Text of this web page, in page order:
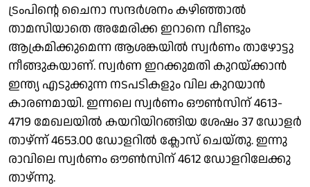
ട്രംപിൻ്റെ ചൈനാ സന്ദർശനം കഴിഞ്ഞാൽ
താമസിയാതെ അമേരിക്ക ഇറാനെ വീണ്ടും
ആക്രമിക്കുമെന്ന ആശങ്കയിൽ സ്വർണം താഴോട്ടു
നീങ്ങുകയാണ്. സ്വർണ ഇറക്കുമതി കുറയ്ക്കാൻ
ഇന്ത്യ എടുക്കുന്ന നടപടികളും വില കുറയാൻ
കാരണമായി. ഇന്നലെ സ്വർണം ഔൺസിന് 4613-
4719 മേഖലയിൽ കയറിയിറങ്ങിയ ശേഷം 37 ഡോളർ
താഴ്ന്ന് 4653.00 ഡോളറിൽ ക്ലോസ് ചെയ്തു. ഇന്നു
രാവിലെ സ്വർണം ഔൺസിന് 4612 ഡോളറിലേക്കു
താഴ്ന്നു.